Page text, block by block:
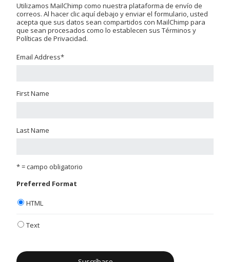
Utilizamos MailChimp como nuestra plataforma de envío de
correos. Al hacer clic aquí debajo y enviar el formulario, usted
acepta que sus datos sean compartidos con MailChimp para
que sean procesados como lo establecen sus Términos y
Políticas de Privacidad.
Email Address*
First Name
Last Name
* = campo obligatorio
Preferred Format
HTML
Text